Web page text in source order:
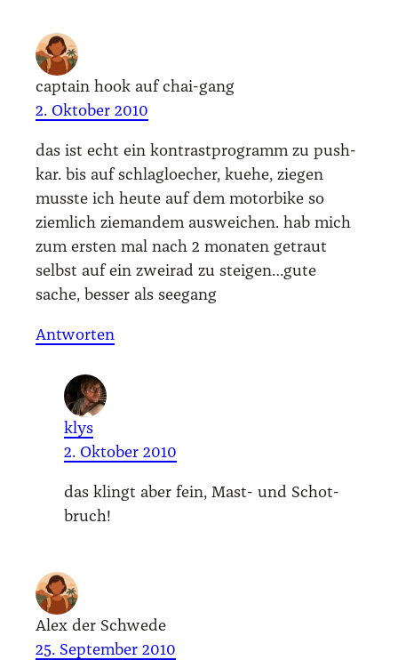
captain hook auf chai-gang
2. Oktober 2010
das ist echt ein kon­trast­pro­gramm zu push­
kar. bis auf schlag­loe­cher, kue­he, zie­gen
muss­te ich heu­te auf dem motor­bike so
ziem­lich zie­man­dem aus­wei­chen. hab mich
zum ers­ten mal nach 2 mona­ten getraut
selbst auf ein zwei­rad zu steigen…gute
sache, bes­ser als see­gang
Antworten
klys
2. Oktober 2010
das klingt aber fein, Mast- und Schot­
bruch!
Alex der Schwede
25. September 2010